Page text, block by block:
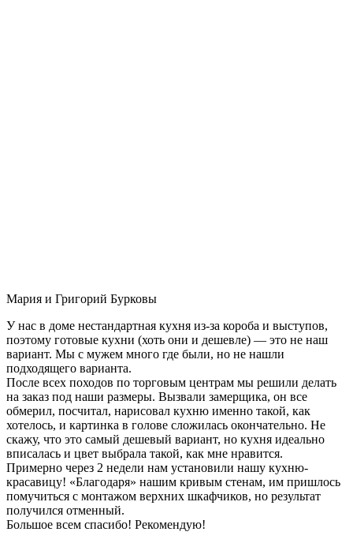
Мария и Григорий Бурковы
У нас в доме нестандартная кухня из-за короба и выступов,
поэтому готовые кухни (хоть они и дешевле) — это не наш
вариант. Мы с мужем много где были, но не нашли
подходящего варианта.
После всех походов по торговым центрам мы решили делать
на заказ под наши размеры. Вызвали замерщика, он все
обмерил, посчитал, нарисовал кухню именно такой, как
хотелось, и картинка в голове сложилась окончательно. Не
скажу, что это самый дешевый вариант, но кухня идеально
вписалась и цвет выбрала такой, как мне нравится.
Примерно через 2 недели нам установили нашу кухню-
красавицу! «Благодаря» нашим кривым стенам, им пришлось
помучиться с монтажом верхних шкафчиков, но результат
получился отменный.
Большое всем спасибо! Рекомендую!